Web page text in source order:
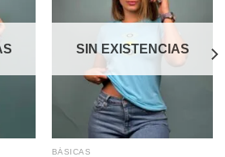
SIN EXISTENCIAS
BÁSICAS